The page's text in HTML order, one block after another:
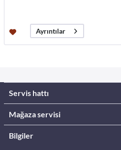
Ayrıntılar
Servis hattı
Mağaza servisi
Bilgiler